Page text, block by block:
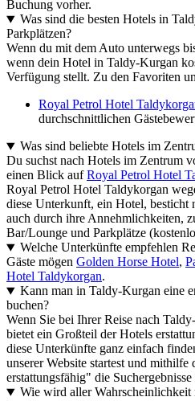
Buchung vorher.
Was sind die besten Hotels in
Parkplätzen?
Wenn du mit dem Auto unterwegs
wenn dein Hotel in Taldy-Kurgan
Verfügung stellt. Zu den Favoriten
Royal Petrol Hotel
durchschnittlichen
Was sind beliebte Hotels im
Du suchst nach Hotels im Zentrum
einen Blick aufRoyal Petrol Hotel
Royal Petrol Hotel Taldykorgan
diese Unterkunft, ein Hotel, besticht
auch durch ihre Annehmlichkeiten,
Bar/Lounge und Parkplätze
Welche Unterkünfte empfehlen
Gäste mögen Golden Horse Hotel,
Hotel Taldykorgan.
Kann man in Taldy-Kurgan eine
buchen?
Wenn Sie bei Ihrer Reise nach
bietet ein Großteil der Hotels
diese Unterkünfte ganz einfach
unserer Website startest und mithilfe
erstattungsfähig" die Suchergebnisse
Wie wird aller Wahrscheinlichkeit